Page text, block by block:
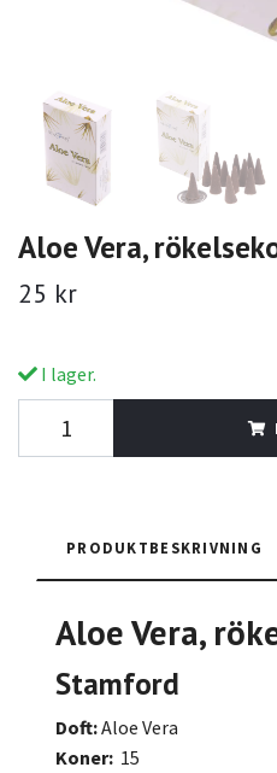
Aloe Vera,
25 kr
I lager.
PRODUKTBESKRIVNING
Aloe Vera,
Stamford
Doft:Aloe Vera
Koner: 15